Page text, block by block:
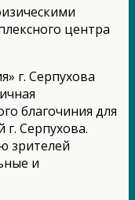
центра
г. Серпухова
благочиния для
Серпухова.
зрителей
и